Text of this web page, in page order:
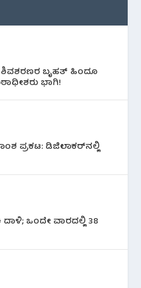
ಶಿವಶರಣರ ಬೃಹತ್ ಹಿಂದೂ
ಭಾಗಿ!
ಪ್ರಕಟ: ಡಿಜಿಲಾಕರ್‌ನಲ್ಲಿ
ಒಂದೇ ವಾರದಲ್ಲಿ 38